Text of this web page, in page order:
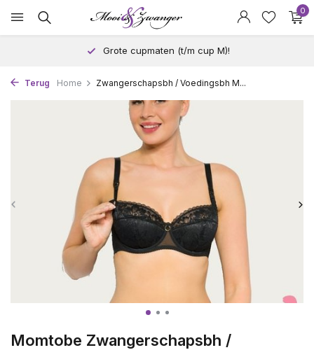
0
Grote cupmaten (t/m cup M)!
Terug Home Zwangerschapsbh / Voedingsbh M...
Momtobe Zwangerschapsbh /